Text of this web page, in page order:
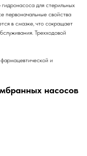
для стерильных
первоначальные свойства
в смазке, что сокращает
Трехходовой
и
насосов